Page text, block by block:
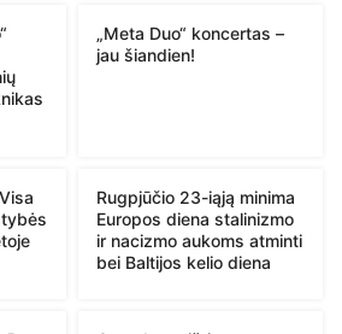
„Meta Duo“ koncertas –
jau šiandien!
Rugpjūčio 23-iąją minima
Europos diena stalinizmo
ir nacizmo aukoms atminti
bei Baltijos kelio diena